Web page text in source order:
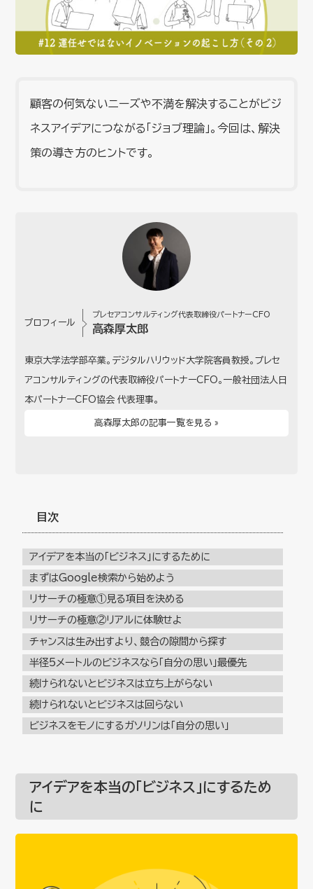
顧客の何気ないニーズや不満を解決することがビジ
ネスアイデアにつながる「ジョブ理論」。今回は、解決
策の導き方のヒントです。
プロフィール
プレセアコンサルティング代表取締役パートナーCFO
高森厚太郎
東京大学法学部卒業。デジタルハリウッド大学院客員教授。プレセ
アコンサルティングの代表取締役パートナーCFO。一般社団法人日
本パートナーCFO協会 代表理事。
高森厚太郎の記事一覧を見る »
目次
アイデアを本当の「ビジネス」にするために
まずはGoogle検索から始めよう
リサーチの極意①見る項目を決める
リサーチの極意②リアルに体験せよ
チャンスは生み出すより、競合の隙間から探す
半径5メートルのビジネスなら「自分の思い」最優先
続けられないとビジネスは立ち上がらない
続けられないとビジネスは回らない
ビジネスをモノにするガソリンは「自分の思い」
アイデアを本当の「ビジネス」にするため
に